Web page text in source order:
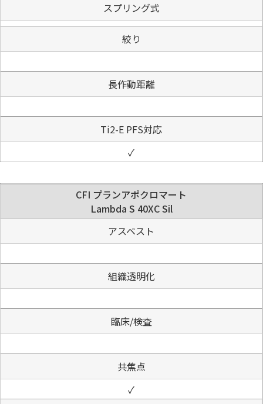
スプリング式
絞り
長作動距離
Ti2-E PFS対応
✓
CFI プランアポクロマート
Lambda S 40XC Sil
アスベスト
組織透明化
臨床/検査
共焦点
✓